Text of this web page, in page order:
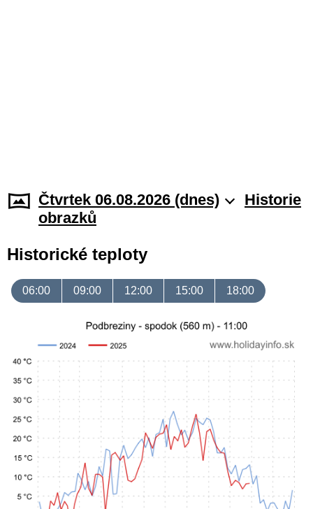
Čtvrtek 06.08.2026 (dnes)
Historie
obrazků
Historické teploty
06:00 09:00 12:00 15:00 18:00